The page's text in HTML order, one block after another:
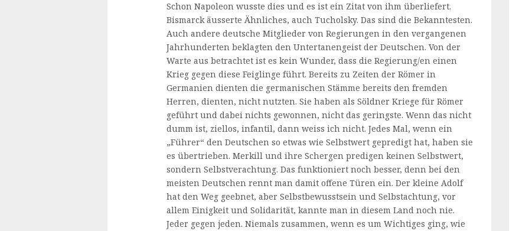
Schon Napoleon wusste dies und es ist ein Zitat von ihm überliefert.
Bismarck äusserte Ähnliches, auch Tucholsky. Das sind die Bekanntesten.
Auch andere deutsche Mitglieder von Regierungen in den vergangenen
Jahrhunderten beklagten den Untertanengeist der Deutschen. Von der
Warte aus betrachtet ist es kein Wunder, dass die Regierung/en einen
Krieg gegen diese Feiglinge führt. Bereits zu Zeiten der Römer in
Germanien dienten die germanischen Stämme bereits den fremden
Herren, dienten, nicht nutzten. Sie haben als Söldner Kriege für Römer
geführt und dabei nichts gewonnen, nicht das geringste. Wenn das nicht
dumm ist, ziellos, infantil, dann weiss ich nicht. Jedes Mal, wenn ein
„Führer“ den Deutschen so etwas wie Selbstwert gepredigt hat, haben sie
es übertrieben. Merkill und ihre Schergen predigen keinen Selbstwert,
sondern Selbstverachtung. Das funktioniert noch besser, denn bei den
meisten Deutschen rennt man damit offene Türen ein. Der kleine Adolf
hat den Weg geebnet, aber Selbstbewusstsein und Selbstachtung, vor
allem Einigkeit und Solidarität, kannte man in diesem Land noch nie.
Jeder gegen jeden. Niemals zusammen, wenn es um Wichtiges ging, wie